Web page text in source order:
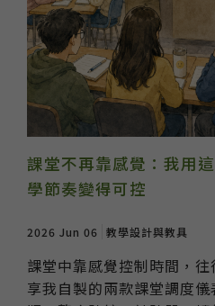
課堂不再靠感覺：我用
學節奏變得可控
2026 Jun 06 教學設計與教具
課堂中靠感覺控制時間，
享我自製的兩款課堂調度